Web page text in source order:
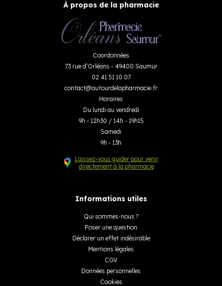
À propos de la pharmacie
Coordonnées
73 rue d’Orléans - 49400 Saumur
02 41 51 10 07
contact@autourdelapharmacie.fr
Horaires
Du lundi au vendredi
9h - 12h30 / 14h - 19h15
Samedi
9h - 13h
Laissez-vous guider pour venir
directement à la pharmacie
Informations utiles
Qui sommes-nous ?
Poser une question
Déclarer un effet indésirable
Mentions légales
CGV
Données personnelles
Cookies